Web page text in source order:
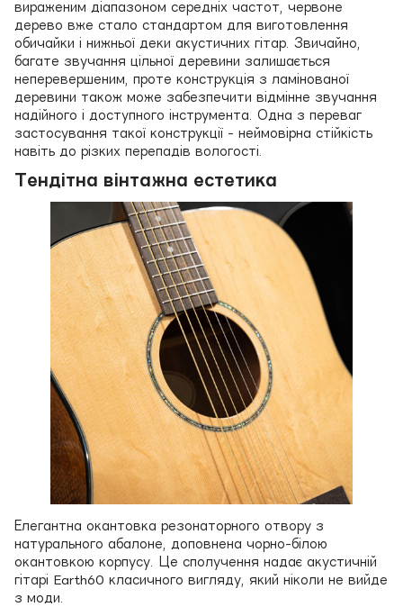
вираженим діапазоном середніх частот, червоне
дерево вже стало стандартом для виготовлення
обичайки і нижньої деки акустичних гітар. Звичайно,
багате звучання цільної деревини залишається
неперевершеним, проте конструкція з ламінованої
деревини також може забезпечити відмінне звучання
надійного і доступного інструмента. Одна з переваг
застосування такої конструкції - неймовірна стійкість
навіть до різких перепадів вологості.
Тендітна вінтажна естетика
Елегантна окантовка резонаторного отвору з
натурального абалоне, доповнена чорно-білою
окантовкою корпусу. Це сполучення надає акустичній
гітарі Earth60 класичного вигляду, який ніколи не вийде
з моди.